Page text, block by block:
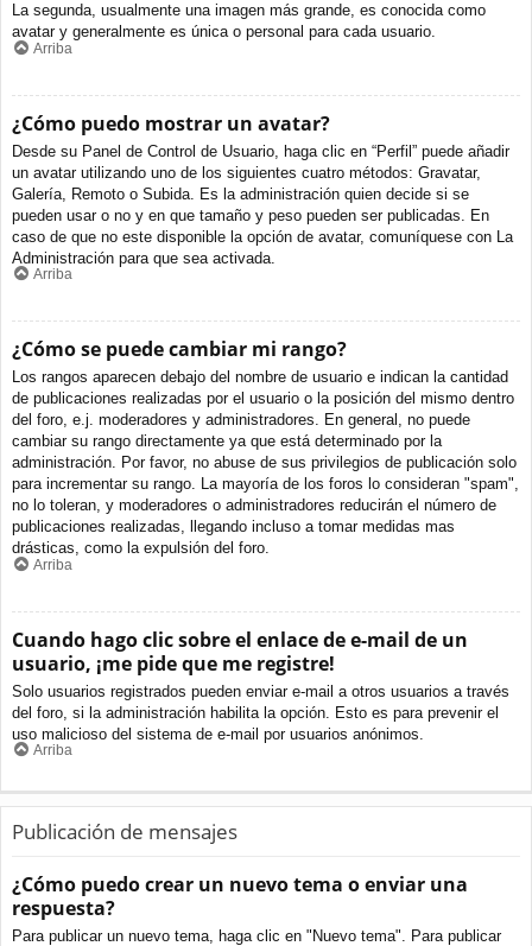
La segunda, usualmente una imagen más grande, es conocida como
avatar y generalmente es única o personal para cada usuario.
Arriba
¿Cómo puedo mostrar un avatar?
Desde su Panel de Control de Usuario, haga clic en “Perfil” puede añadir
un avatar utilizando uno de los siguientes cuatro métodos: Gravatar,
Galería, Remoto o Subida. Es la administración quien decide si se
pueden usar o no y en que tamaño y peso pueden ser publicadas. En
caso de que no este disponible la opción de avatar, comuníquese con La
Administración para que sea activada.
Arriba
¿Cómo se puede cambiar mi rango?
Los rangos aparecen debajo del nombre de usuario e indican la cantidad
de publicaciones realizadas por el usuario o la posición del mismo dentro
del foro, e.j. moderadores y administradores. En general, no puede
cambiar su rango directamente ya que está determinado por la
administración. Por favor, no abuse de sus privilegios de publicación solo
para incrementar su rango. La mayoría de los foros lo consideran "spam",
no lo toleran, y moderadores o administradores reducirán el número de
publicaciones realizadas, llegando incluso a tomar medidas mas
drásticas, como la expulsión del foro.
Arriba
Cuando hago clic sobre el enlace de e-mail de un
usuario, ¡me pide que me registre!
Solo usuarios registrados pueden enviar e-mail a otros usuarios a través
del foro, si la administración habilita la opción. Esto es para prevenir el
uso malicioso del sistema de e-mail por usuarios anónimos.
Arriba
Publicación de mensajes
¿Cómo puedo crear un nuevo tema o enviar una
respuesta?
Para publicar un nuevo tema, haga clic en "Nuevo tema". Para publicar